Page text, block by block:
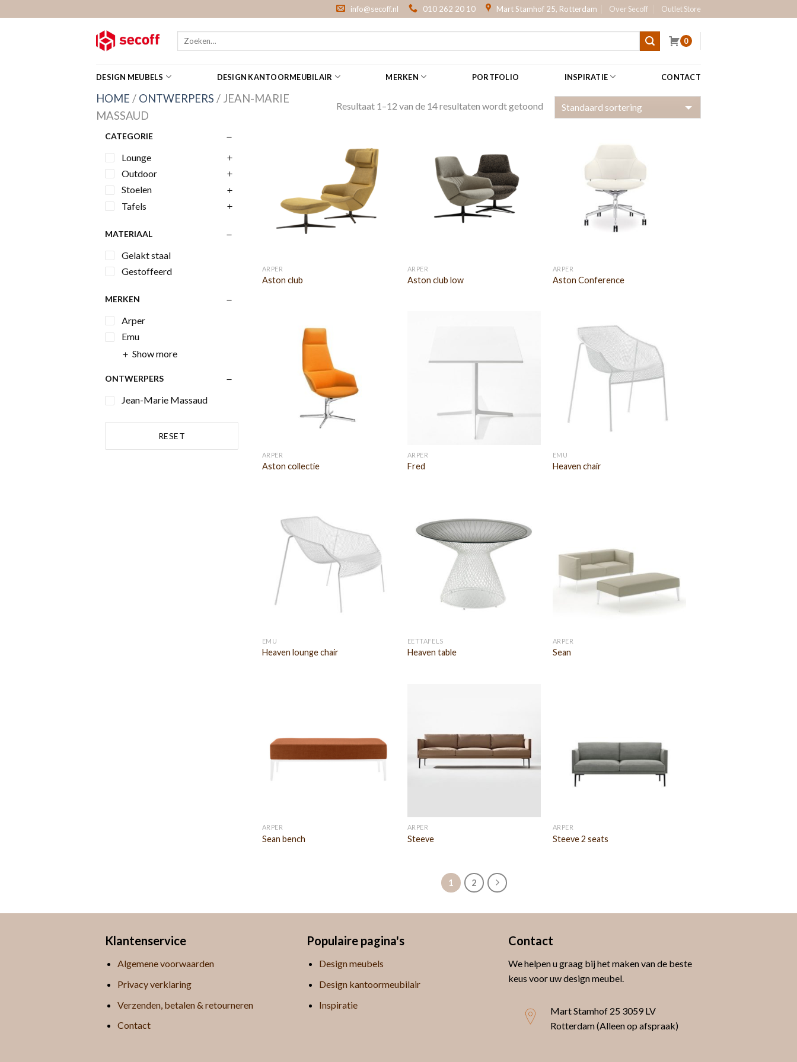
to
info@secoff.nl 010 262 20 10 Mart Stamhof 25, Rotterdam Over Secoff Outlet Store
Zoeken
0
DESIGN MEUBELS DESIGN KANTOORMEUBILAIR MERKEN PORTFOLIO INSPIRATIE CONTACT
HOME / ONTWERPERS / JEAN-MARIE
MASSAUD
Resultaat 1–12 van de 14 resultaten wordt getoond
CATEGORIE
Lounge
Outdoor
Stoelen
Tafels
MATERIAAL
Gelakt staal
Gestoffeerd
MERKEN
Arper
Emu
Show more
ONTWERPERS
Jean-Marie Massaud
RESET
ARPER
Aston club
ARPER
Aston club low
ARPER
Aston Conference
ARPER
Aston collectie
ARPER
Fred
EMU
Heaven chair
EMU
Heaven lounge chair
EETTAFELS
Heaven table
ARPER
Sean
ARPER
Sean bench
ARPER
Steeve
ARPER
Steeve 2 seats
1 2
Klantenservice
Algemene voorwaarden
Privacy verklaring
Verzenden, betalen & retourneren
Contact
Populaire pagina's
Design meubels
Design kantoormeubilair
Inspiratie
Contact
We helpen u graag bij het maken van de beste
keus voor uw design meubel.
Mart Stamhof 25 3059 LV
Rotterdam (Alleen op afspraak)